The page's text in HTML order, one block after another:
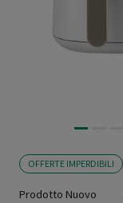
OFFERTE IMPERDIBILI
Prodotto Nuovo